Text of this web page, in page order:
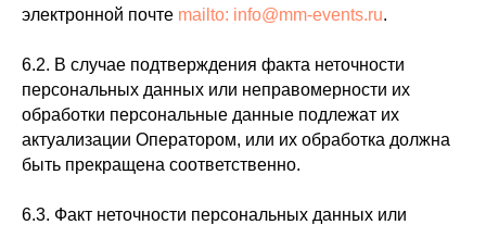
электронной почте mailto: info@mm-events.ru.
6.2. В случае подтверждения факта неточности
персональных данных или неправомерности их
обработки персональные данные подлежат их
актуализации Оператором, или их обработка должна
быть прекращена соответственно.
6.3. Факт неточности персональных данных или